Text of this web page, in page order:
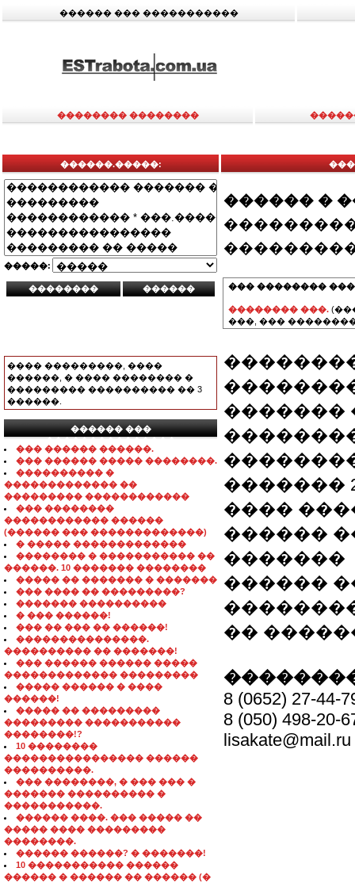
������ ��� �����������
�������� ��������
������.�����:
�����:
���� ���������, ����
������, � ���� �������� �
��������� ���������� �� 3
������.
������ ���
���������������
��� ������ ������.
��� ������ ����� ��������.
���������� �
������������� ��
��������� ������������
��� ��������
������������ ������
(������ ��� �������������)
� ����� �������������
�������� � ����������� ��
������. 10 ������� ��������
����� �� ������� � �������
��� ���� �� ���������?
������� ����������
� ��� ������!
��� �� ��� �� ������!
���������������.
���������� �� �������!
��� ������ ������ �����
������������� ���������
����� ������ � ����
������!
����� �� ���������
��������� �����������
��������!?
10 ��������
���������������� ������
����������.
��� ��������, � ��� ��� �
������� ���������� �
�����������.
������ ����. ��� ����� ��
����� ���� ���������
��������.
������ ������? � �������!
10 ����������� ������
������ � ������ �� ������ (�
������ �
��� ��������
�������� ���.
���, ���
�������
�������
����
������
�������
������
��
8 (0652) 27-44-
8 (050) 498-20-
lisakate@mail.ru